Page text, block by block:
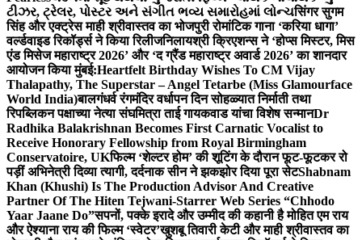
ટીઝર, ટ્રેલર, પોસ્ટર અને સંગીત ભવ્ય સમારોહમાં લોન્ચसिंगर सुगम
सिंह और एक्ट्रेस माही श्रीवास्तव का भोजपुरी रोमांटिक गाना ‘करिया धागा’
वर्ल्डवाइड रिकॉर्ड्स ने किया रिलीजनिलायश्री क्रिएशन्स ने ‘होप्स मिस्टर, मिस
एंड मिसेज महाराष्ट्र 2026’ और ‘द ग्रैंड महाराष्ट्र अवार्ड 2026’ का शानदार
आयोजन किया मुंबई:Heartfelt Birthday Wishes To CM Vijay
Thalapathy, The Superstar – Angel Tetarbe (Miss Glamourface
World India)बालगंधर्व रंगमंदिर वर्धापन दिन सोहळ्यात निर्माती तथा
रिपब्लिकन पक्षाच्या नेत्या संघमित्रा ताई गायकवाड यांचा विशेष सन्मानDr
Radhika Balakrishnan Becomes First Carnatic Vocalist to
Receive Honorary Fellowship from Royal Birmingham
Conservatoire, UKफिल्म ‘शेल्टर होम’ की शूटिंग के दौरान फूट-फूटकर रो
पड़ीं अभिनेत्री दिव्या त्यागी, दर्दनाक सीन ने झकझोर दिया पूरा सेटShabnam
Khan (Khushi) Is The Production Advisor And Creative
Partner Of The Hiten Tejwani-Starrer Web Series “Chhodo
Yaar Jaane Do”सपनों, पक्के इरादे और उम्मीद की कहानी है मोहित एम राय
और ऐश्याना राय की फिल्म ‘स्वेटर’खुशबू तिवारी केटी और माही श्रीवास्तव का